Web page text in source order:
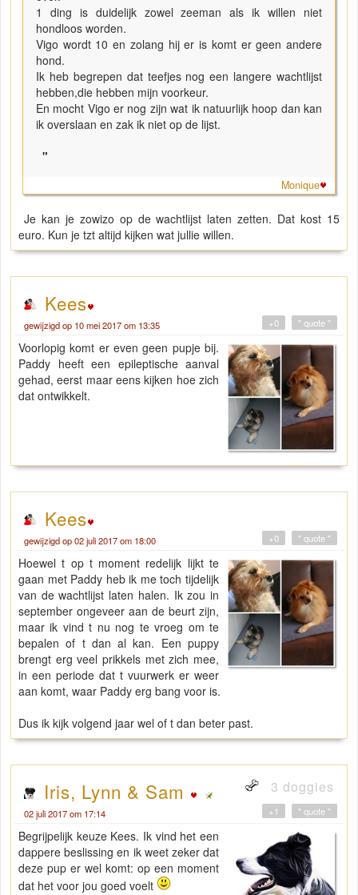
1 ding is duidelijk zowel zeeman als ik willen niet
hondloos worden.
Vigo wordt 10 en zolang hij er is komt er geen andere
hond.
Ik heb begrepen dat teefjes nog een langere wachtlijst
hebben,die hebben mijn voorkeur.
En mocht Vigo er nog zijn wat ik natuurlijk hoop dan kan
ik overslaan en zak ik niet op de lijst.
"
Monique
Je kan je zowizo op de wachtlijst laten zetten. Dat kost 15
euro. Kun je tzt altijd kijken wat jullie willen.
Kees
gewijzigd op 10 mei 2017 om 13:35 " quote "
+0
Voorlopig komt er even geen pupje bij.
Paddy heeft een epileptische aanval
gehad, eerst maar eens kijken hoe zich
dat ontwikkelt.
Kees
gewijzigd op 02 juli 2017 om 18:00 " quote "
+0
Hoewel t op t moment redelijk lijkt te
gaan met Paddy heb ik me toch tijdelijk
van de wachtlijst laten halen. Ik zou in
september ongeveer aan de beurt zijn,
maar ik vind t nu nog te vroeg om te
bepalen of t dan al kan. Een puppy
brengt erg veel prikkels met zich mee,
in een periode dat t vuurwerk er weer
aan komt, waar Paddy erg bang voor is.
Dus ik kijk volgend jaar wel of t dan beter past.
Iris, Lynn & Sam 3 doggies
02 juli 2017 om 17:14 " quote "
+1
Begrijpelijk keuze Kees. Ik vind het een
dappere beslissing en ik weet zeker dat
deze pup er wel komt: op een moment
dat het voor jou goed voelt